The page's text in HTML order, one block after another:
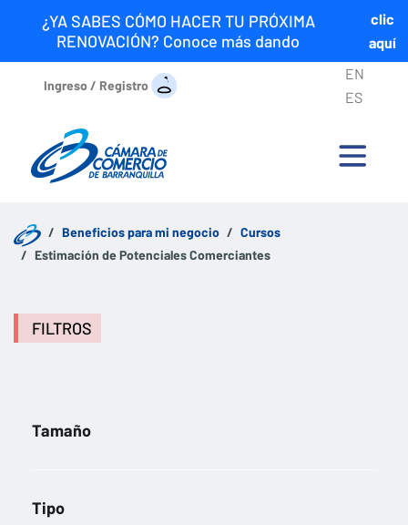
¿YA SABES CÓMO HACER TU PRÓXIMA
RENOVACIÓN? Conoce más dando
clic
aquí
Ingreso / Registro
EN
ES
Beneficios para mi negocio
Cursos
Estimación de Potenciales Comerciantes
FILTROS
Tamaño
Tipo